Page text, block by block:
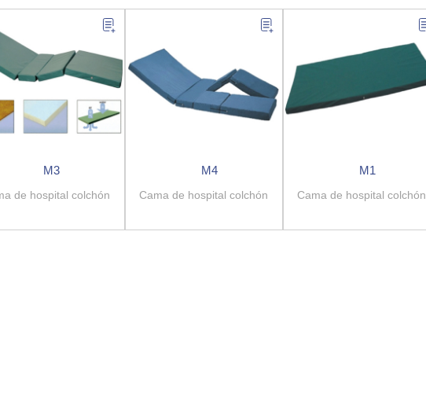
M3
de hospital colchón
M4
Cama de hospital colchón
M1
Cama de hospital colchón